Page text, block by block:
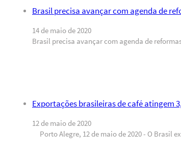
Brasil precisa avançar com agenda de
14 de maio de 2020
Brasil precisa avançar com agenda de
Exportações brasileiras de café atingem
12 de maio de 2020
Porto Alegre, 12 de maio de 2020 - O Brasil